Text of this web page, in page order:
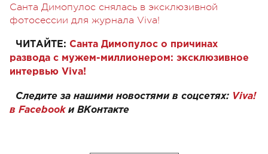
Санта Димопулос снялась в эксклюзивной
фотосессии для журнала Viva!
ЧИТАЙТЕ: Санта Димопулос о причинах
развода с мужем-миллионером: эксклюзивное
интервью Viva!
Следите за нашими новостями в соцсетях: Viva!
в Facebookи ВКонтакте